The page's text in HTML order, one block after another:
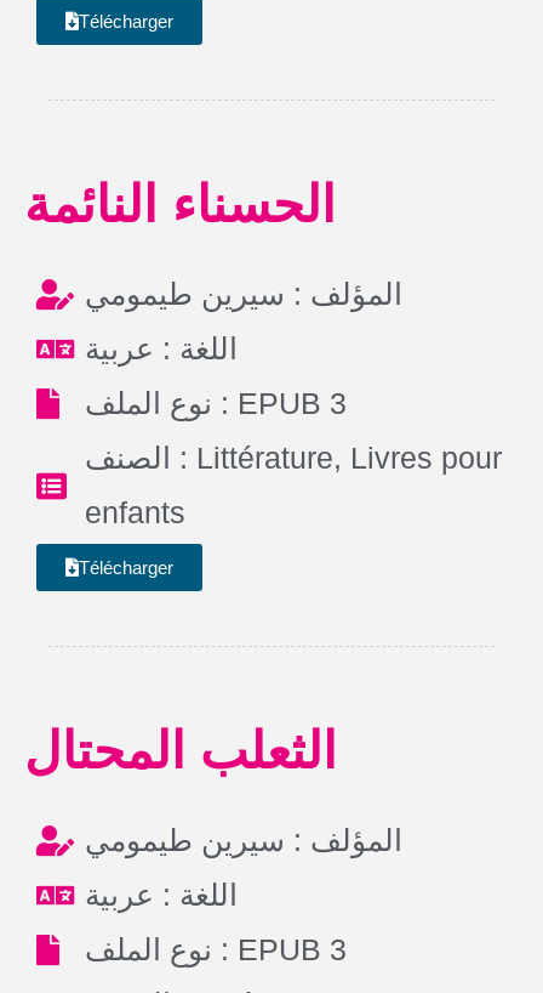
Télécharger
الحسناء النائمة
المؤلف : سيرين طيمومي
اللغة : عربية
نوع الملف : EPUB 3
الصنف : Littérature, Livres pour
enfants
Télécharger
الثعلب المحتال
المؤلف : سيرين طيمومي
اللغة : عربية
نوع الملف : EPUB 3